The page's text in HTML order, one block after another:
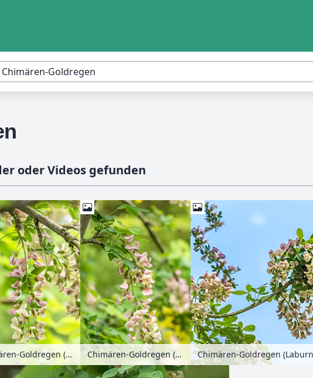
oder Videos gefunden
Chimären-Goldregen (Laburnocytisus adamii) Chimären-Goldregen (Laburnocytisus adamii) Chimären-Goldregen